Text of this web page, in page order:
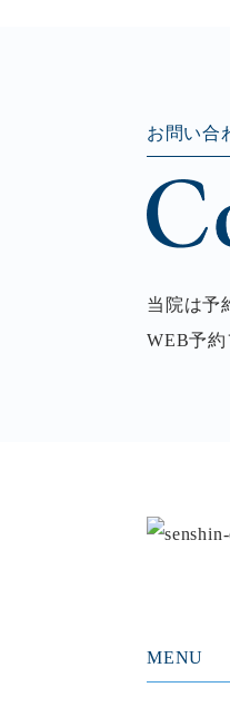
お問い合
当院は予
WEB予
MENU